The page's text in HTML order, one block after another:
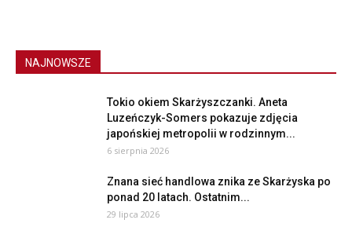
NAJNOWSZE
Tokio okiem Skarżyszczanki. Aneta
Luzeńczyk-Somers pokazuje zdjęcia
japońskiej metropolii w rodzinnym...
6 sierpnia 2026
Znana sieć handlowa znika ze Skarżyska po
ponad 20 latach. Ostatnim...
29 lipca 2026